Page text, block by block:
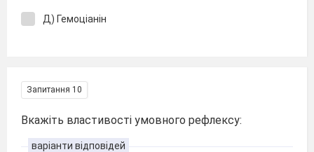
Д) Гемоціанін
Запитання 10
Вкажіть властивості умовного рефлексу:
варіанти відповідей